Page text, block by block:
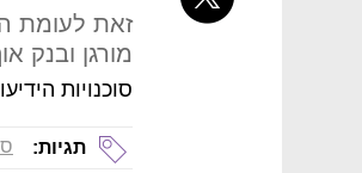
זאת לעומת
מורגן ובנק
סוכנויות
תגיות: